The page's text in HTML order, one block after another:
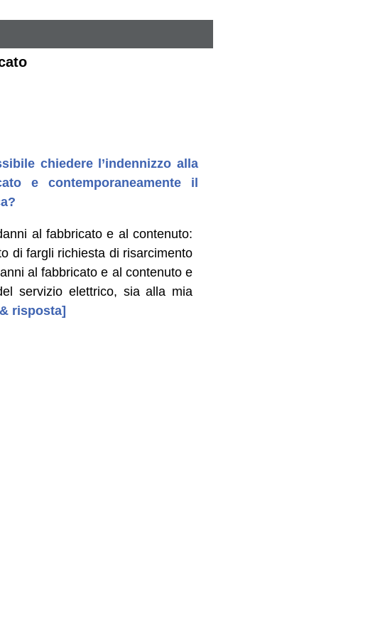
chiedere l’indennizzo alla
e contemporaneamente il
al fabbricato e al contenuto:
di fargli richiesta di risarcimento
al fabbricato e al contenuto e
servizio elettrico, sia alla mia
risposta]